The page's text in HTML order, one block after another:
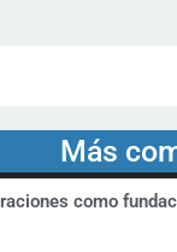
Más
como